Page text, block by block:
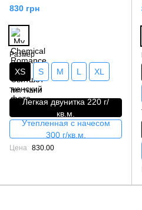
830 грн
Размер
XS S M L XL
Тип ткани
Легкая двунитка 220 г/
кв.м.
Утепленная с начесом
300 г/кв.м.
Цена 830.00